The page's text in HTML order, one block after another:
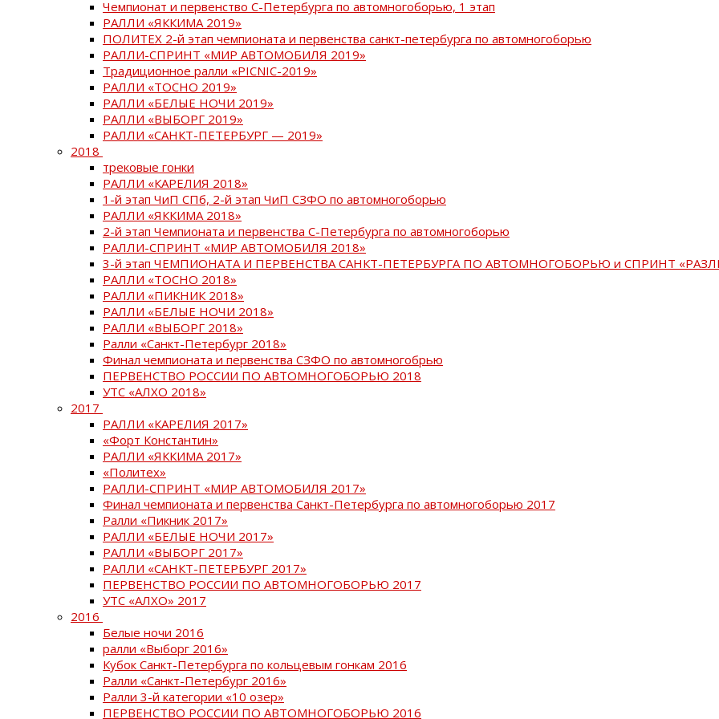
Чемпионат и первенство С-Петербурга по автомногоборью, 1 этап
РАЛЛИ «ЯККИМА 2019»
ПОЛИТЕХ 2-й этап чемпионата и первенства санкт-петербурга по автомногоборью
РАЛЛИ-СПРИНТ «МИР АВТОМОБИЛЯ 2019»
Традиционное ралли «PICNIC-2019»
РАЛЛИ «ТОСНО 2019»
РАЛЛИ «БЕЛЫЕ НОЧИ 2019»
РАЛЛИ «ВЫБОРГ 2019»
РАЛЛИ «САНКТ-ПЕТЕРБУРГ — 2019»
2018
трековые гонки
РАЛЛИ «КАРЕЛИЯ 2018»
1-й этап ЧиП СПб, 2-й этап ЧиП СЗФО по автомногоборью
РАЛЛИ «ЯККИМА 2018»
2-й этап Чемпионата и первенства С-Петербурга по автомногоборью
РАЛЛИ-СПРИНТ «МИР АВТОМОБИЛЯ 2018»
3-й этап ЧЕМПИОНАТА И ПЕРВЕНСТВА САНКТ-ПЕТЕРБУРГА ПО АВТОМНОГОБОРЬЮ и СПРИНТ
РАЛЛИ «ТОСНО 2018»
РАЛЛИ «ПИКНИК 2018»
РАЛЛИ «БЕЛЫЕ НОЧИ 2018»
РАЛЛИ «ВЫБОРГ 2018»
Ралли «Санкт-Петербург 2018»
Финал чемпионата и первенства СЗФО по автомногобрью
ПЕРВЕНСТВО РОССИИ ПО АВТОМНОГОБОРЬЮ 2018
УТС «АЛХО 2018»
2017
РАЛЛИ «КАРЕЛИЯ 2017»
«Форт Константин»
РАЛЛИ «ЯККИМА 2017»
«Политех»
РАЛЛИ-СПРИНТ «МИР АВТОМОБИЛЯ 2017»
Финал чемпионата и первенства Санкт-Петербурга по автомногоборью 2017
Ралли «Пикник 2017»
РАЛЛИ «БЕЛЫЕ НОЧИ 2017»
РАЛЛИ «ВЫБОРГ 2017»
РАЛЛИ «САНКТ-ПЕТЕРБУРГ 2017»
ПЕРВЕНСТВО РОССИИ ПО АВТОМНОГОБОРЬЮ 2017
УТС «АЛХО» 2017
2016
Белые ночи 2016
ралли «Выборг 2016»
Кубок Санкт-Петербурга по кольцевым гонкам 2016
Ралли «Санкт-Петербург 2016»
Ралли 3-й категории «10 озер»
ПЕРВЕНСТВО РОССИИ ПО АВТОМНОГОБОРЬЮ 2016